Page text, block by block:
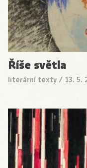
Říše světla
literární texty / 13. 5.